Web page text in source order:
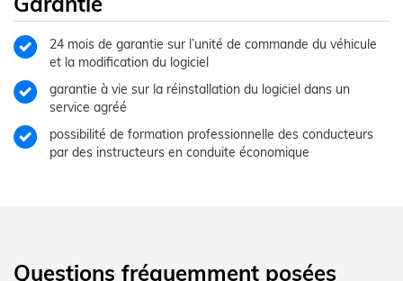
24 mois de garantie sur l’unité de commande du véhicule
et la modification du logiciel
garantie à vie sur la réinstallation du logiciel dans un
service agréé
possibilité de formation professionnelle des conducteurs
par des instructeurs en conduite économique
Questions fréquemment posées